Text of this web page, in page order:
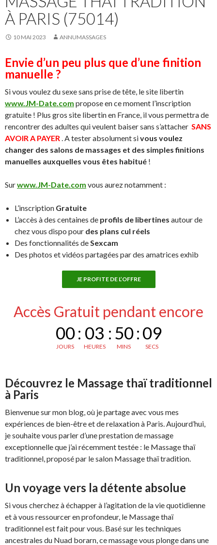
À PARIS (75014)
10 MAI 2023 ANNUMASSAGES
Envie d’un peu plus que d’une finition
manuelle ?
Si vous voulez du sexe sans prise de tête, le site libertin
www.JM-Date.com propose en ce moment l’inscription
gratuite ! Plus gros site libertin en France, il vous permettra de
rencontrer des adultes qui veulent baiser sans s’attacher SANS
AVOIR A PAYER. A tester absolument sivous voulez
changer des salons de massages et des simples finitions
manuelles auxquelles vous êtes habitué !
Surwww.JM-Date.com vous aurez notamment :
L’inscription Gratuite
L’accès à des centaines de profils de libertines autour de
chez vous dispo pour des plans cul réels
Des fonctionnalités deSexcam
Des photos et vidéos partagées par des amatrices exhib
JE PROFITE DE L’OFFRE
Accès Gratuit pendant encore
00
JOURS
: 03
HEURES
: 50
MINS
:08
SECS
Découvrez le Massage thaï traditionnel
à Paris
Bienvenue sur mon blog, où je partage avec vous mes
expériences de bien-être et de relaxation à Paris. Aujourd’hui,
je souhaite vous parler d’une prestation de massage
exceptionnelle que j’ai récemment testée : le Massage thaï
traditionnel, proposé par le salon Massage thaï tradition.
Un voyage vers la détente absolue
Si vous cherchez à échapper à l’agitation de la vie quotidienne
et à vous ressourcer en profondeur, le Massage thaï
traditionnel est fait pour vous. Basé sur les techniques
ancestrales du Nuad borarn, ce massage vous plonge dans une